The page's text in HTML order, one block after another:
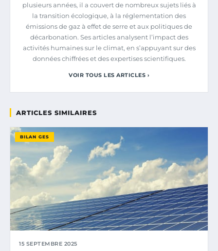
plusieurs années, il a couvert de nombreux sujets liés à
la transition écologique, à la réglementation des
émissions de gaz à effet de serre et aux politiques de
décarbonation. Ses articles analysent l’impact des
activités humaines sur le climat, en s’appuyant sur des
données chiffrées et des expertises scientifiques.
VOIR TOUS LES ARTICLES ›
ARTICLES SIMILAIRES
BILAN GES
15 SEPTEMBRE 2025